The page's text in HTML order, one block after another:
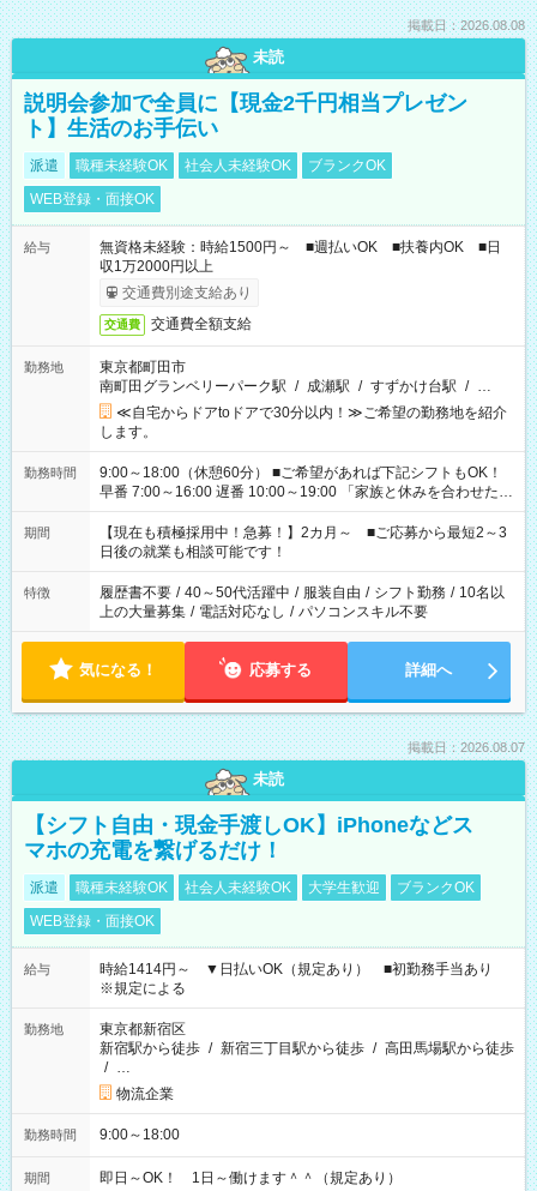
掲載日：2026.08.08
未読
説明会参加で全員に【現金2千円相当プレゼン
ト】生活のお手伝い
派遣 職種未経験OK 社会人未経験OK
ブランクOK
WEB登録・面接OK
給与
無資格未経験：時給1500円～ ■週払いOK ■扶養内OK ■日
収1万2000円以上
交通費別途支給あり
交通費 交通費全額支給
勤務地
東京都町田市
南町田グランベリーパーク駅 / 成瀬駅 / すずかけ台駅 / …
≪自宅からドアtoドアで30分以内！≫ご希望の勤務地を紹介
します。
勤務時間
9:00～18:00（休憩60分） ■ご希望があれば下記シフトもOK！
早番 7:00～16:00 遅番 10:00～19:00 「家族と休みを合わせた
い」 「余裕を持って夕飯の準備がしたい」 「できれば残業はし
たくない」 など、ご希望を教えてくださいね。 ※Wワーク希望
の方へ 今ご覧のお仕事で希望する勤務時間と、もう1つのお仕事
の勤務時間。 合計で週40時間を超える場合は応募できません。
期間
【現在も積極採用中！急募！】2カ月～ ■ご応募から最短2～3
日後の就業も相談可能です！
特徴 履歴書不要 / 40～50代活躍中 / 服装自由 / シフト勤務 / 10名以
上の大量募集 / 電話対応なし / パソコンスキル不要
気になる！ 応募する 詳細へ
掲載日：2026.08.07
未読
【シフト自由・現金手渡しOK】iPhoneなどス
マホの充電を繋げるだけ！
派遣 職種未経験OK 社会人未経験OK 大学生歓迎
ブランクOK
WEB登録・面接OK
給与
時給1414円～ ▼日払いOK（規定あり） ■初勤務手当あり
※規定による
勤務地
東京都新宿区
新宿駅から徒歩 / 新宿三丁目駅から徒歩 / 高田馬場駅から徒歩
/ …
物流企業
勤務時間 9:00～18:00
期間 即日～OK！ 1日～働けます＾＾（規定あり）